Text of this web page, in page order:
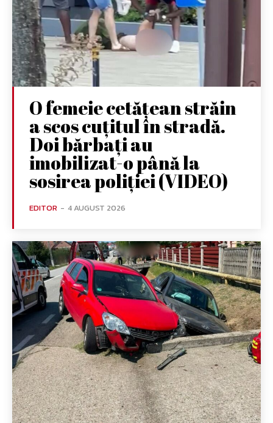
O femeie cetățean străin
a scos cuțitul în stradă.
Doi bărbați au
imobilizat-o până la
sosirea poliției (VIDEO)
EDITOR - 4 AUGUST 2026